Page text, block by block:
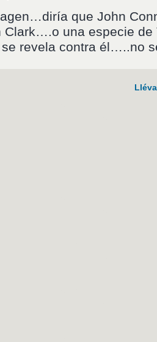
que John
Clark….o una especie de
se revela contra él…..no